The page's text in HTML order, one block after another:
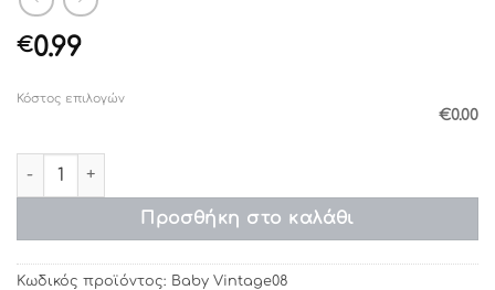
€0.99
Κόστος επιλογών
€0.00
Προσκλητήρια βάπτισης Baby Vintage08 (18×12,5)
Προσθήκη στο καλάθι
Κωδικός προϊόντος: Baby Vintage08